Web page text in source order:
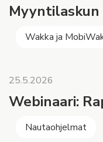
Wakka ja
25.5.2026
Webinaari:
Nautaohjelmat